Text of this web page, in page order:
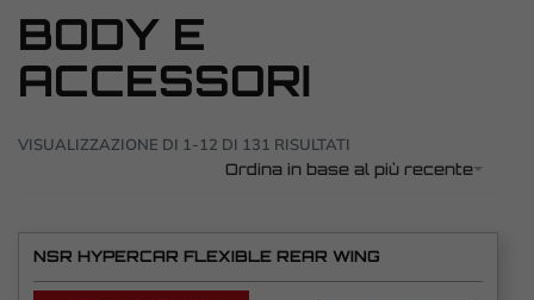
BODY E
ACCESSORI
VISUALIZZAZIONE DI 1-12 DI 131 RISULTATI
Ordina in base al più recente
NSR HYPERCAR FLEXIBLE REAR WING